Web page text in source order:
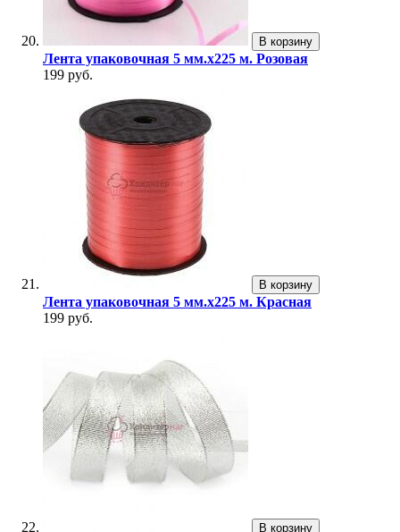
В корзину
Лента упаковочная 5 мм.х225 м. Розовая
199 руб.
В корзину
Лента упаковочная 5 мм.х225 м. Красная
199 руб.
В корзину